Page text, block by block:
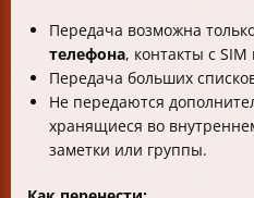
Передача возможна
телефона, контакты с
Передача больших
Не передаются
хранящиеся во
заметки или группы.